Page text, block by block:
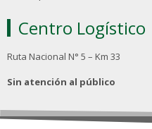
Centro Logístico
Ruta Nacional N° 5 – Km 33
Sin atención al público